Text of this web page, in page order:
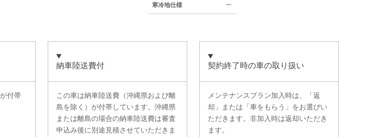
寒冷地仕様 ー
が付帯
納車陸送費付
この車は納車陸送費（沖縄県および離
島を除く）が付帯しています。沖縄県
または離島の場合の納車陸送費は審査
申込み後に別途見積させていただきま
契約終了時の車の取り扱い
メンテナンスプラン加入時は、「返
却」または「車をもらう」をお選びい
ただきます。非加入時は返却いただき
ます。